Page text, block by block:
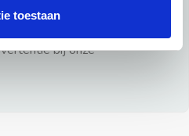
toestaan
bij onze